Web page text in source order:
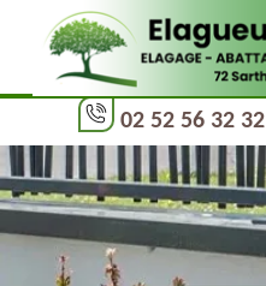
02 52 56 32 32